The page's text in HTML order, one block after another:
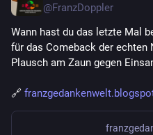
@FranzDoppler
Wann hast du das letzte Mal
für das Comeback der echten
Plausch am Zaun gegen
🔗